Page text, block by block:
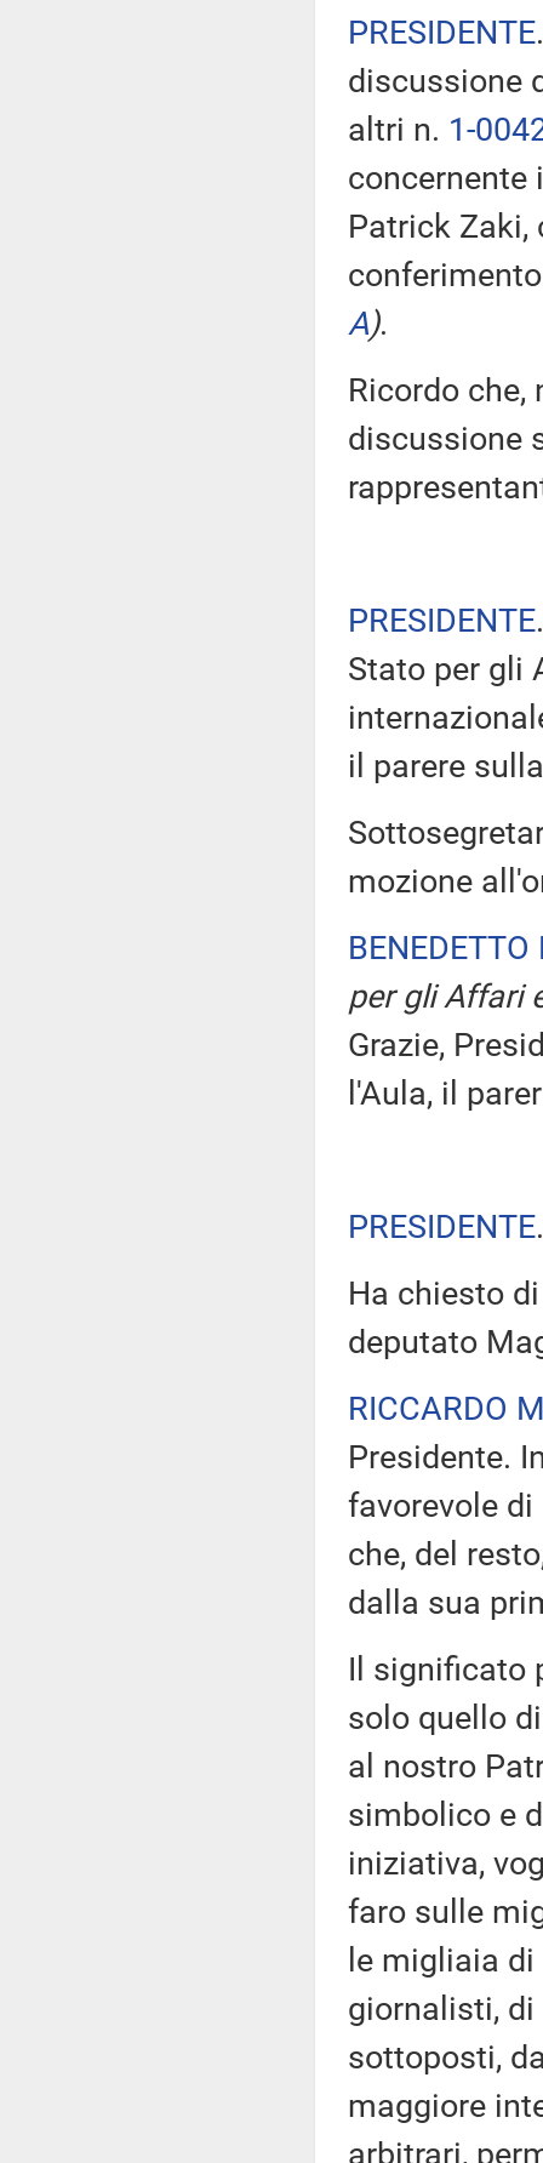
PRESIDENTE
discussione
altri n. 1-
concernente
Patrick
A).
Ricordo
discussione
PRESIDENTE
Stato per gli
il parere
mozione
per gli Affari
Grazie,
l'Aula, il
PRESIDENTE
Ha chiesto
deputato
RICCARDO
Presidente.
favorevole di
che, del
dalla sua
Il significato
solo quello
al nostro
simbolico e
iniziativa,
faro sulle
le migliaia
giornalisti,
sottoposti,
maggiore
arbitrari,